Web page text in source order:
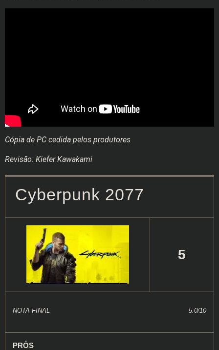
Cópia de PC cedida pelos produtores
Revisão: Kiefer Kawakami
Cyberpunk 2077
5
NOTA FINAL 5.0/10
PRÓS